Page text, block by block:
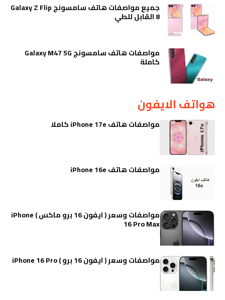
جميع مواصفات هاتف سامسونج Galaxy Z Flip
8 القابل للطي
مواصفات هاتف سامسونج Galaxy M47 5G
كاملة
هواتف الايفون
مواصفات هاتف iPhone 17e كاملا
مواصفات هاتف iPhone 16e
مواصفات وسعر ( ايفون 16 برو ماكس ) iPhone
16 Pro Max
مواصفات وسعر ( ايفون 16 برو ) iPhone 16 Pro